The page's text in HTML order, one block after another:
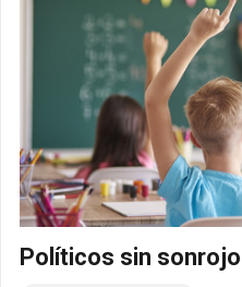
Políticos sin